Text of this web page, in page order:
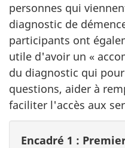
personnes qui
diagnostic de
participants ont
utile d'avoir un «
du diagnostic qui
questions, aider à
faciliter l'accès aux
Encadré 1 :